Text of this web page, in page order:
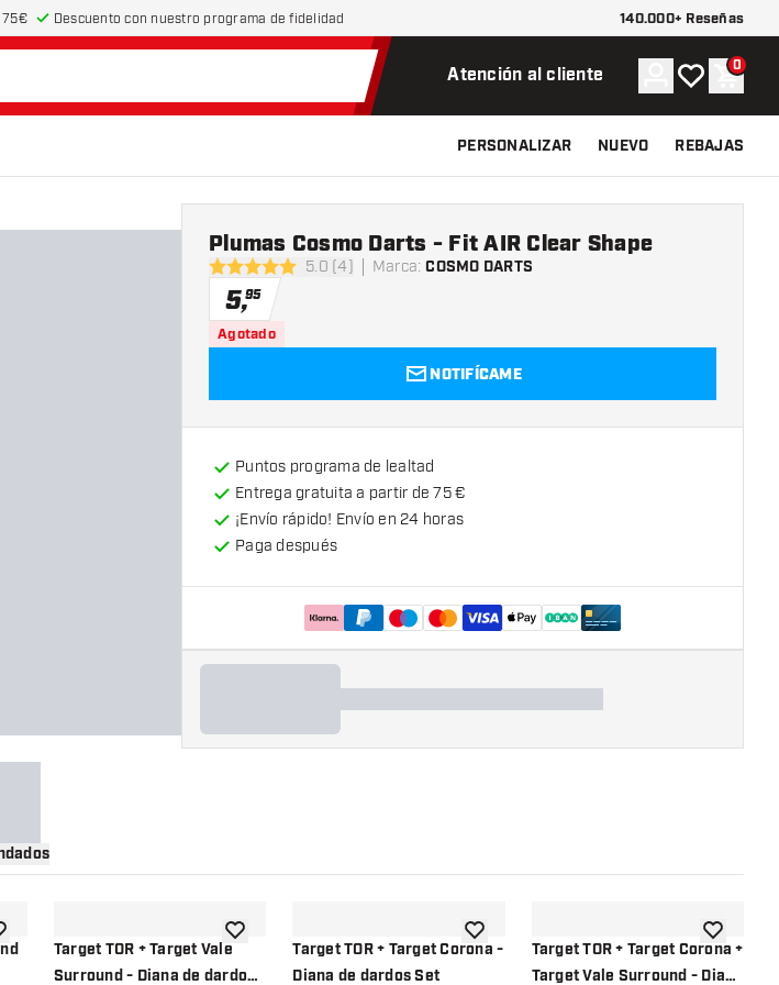
75€ Descuento con nuestro programa de fidelidad 140.000+ Reseñas
Atención al cliente Cuenta
Mi lista de
0
PERSONALIZAR NUEVO REBAJAS
5 estrellas de puntuación
5.0 (4) Marca: COSMO DARTS
Plumas Cosmo Darts - Fit AIR Clear Shape
5,95
Agotado
NOTIFÍCAME
Puntos programa de lealtad
Entrega gratuita a partir de 75 €
¡Envío rápido! Envío en 24 horas
Paga después
a la lista de deseos
Target TOR + Target Vale
Surround - Diana de dardos
añadir a la lista de deseos
Target TOR + Target Corona -
Diana de dardos Set
añadir a la lista de deseos
Target TOR + Target Corona +
Target Vale Surround - Diana
añadir a la